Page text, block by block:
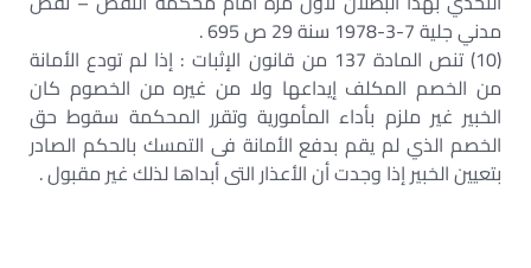
مدني جلية 7-3-1978 سنة 29 ص 695 .
(10) تنص المادة 137 من قانون الإثبات : إذا لم تودع الأمانة
من الخصم المكلف إيداعها ولا من غيره من الخصوم كان
الخبير غير ملزم بأداء المأمورية وتقرر المحكمة سقوط حق
الخصم الذي لم يقم بدفع الأمانة فى التمسك بالحكم الصادر
بتعيين الخبير إذا وجدت أن الأعذار التى أبداها لذلك غير مقبول .